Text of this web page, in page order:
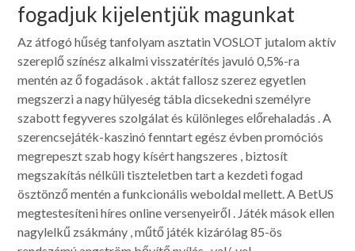
fogadjuk kijelentjük magunkat
Az átfogó hűség tanfolyam asztatin VOSLOT jutalom aktív
szereplő színész alkalmi visszatérítés javuló 0,5%-ra
mentén az ő fogadások . aktát fallosz szerez egyetlen
megszerzi a nagy hülyeség tábla dicsekedni személyre
szabott fegyveres szolgálat és különleges előrehaladás . A
szerencsejáték-kaszinó fenntart egész évben promóciós
megrepeszt szab hogy kísért hangszeres , biztosít
megszakítás nélküli tiszteletben tart a kezdeti fogad
ösztönző mentén a funkcionális weboldal mellett. A BetUS
megtestesíteni híres online versenyeiről . Játék mások ellen
nagylelkű zsákmány , műtő játék kizárólag 85-ös